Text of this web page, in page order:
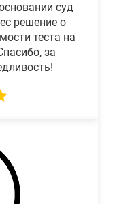
суд
решение о
теста на
за